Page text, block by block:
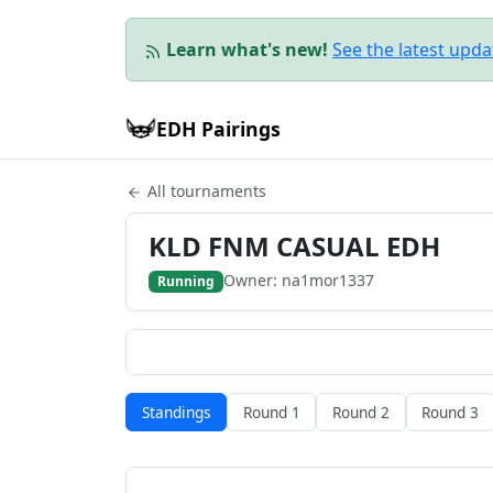
Learn what's new! See the latest
EDH Pairings
All tournaments
KLD FNM CASUAL EDH
Running Owner: na1mor1337
Standings Round 1 Round 2 Round 3